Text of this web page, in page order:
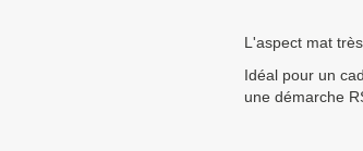
L'aspect mat
Idéal pour un
une démarche